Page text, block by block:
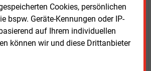
Cookies, persönlichen
bspw. Geräte-Kennungen oder IP-
auf Ihrem individuellen
können wir und diese Drittanbieter